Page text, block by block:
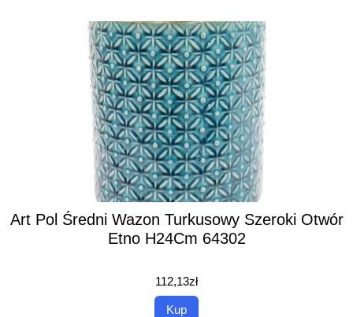
Art Pol Średni Wazon Turkusowy Szeroki Otwór
Etno H24Cm 64302
112,13zł
Kup